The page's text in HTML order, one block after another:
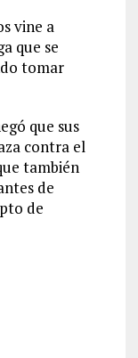
vine a
que se
tomar
que sus
contra el
también
de
de